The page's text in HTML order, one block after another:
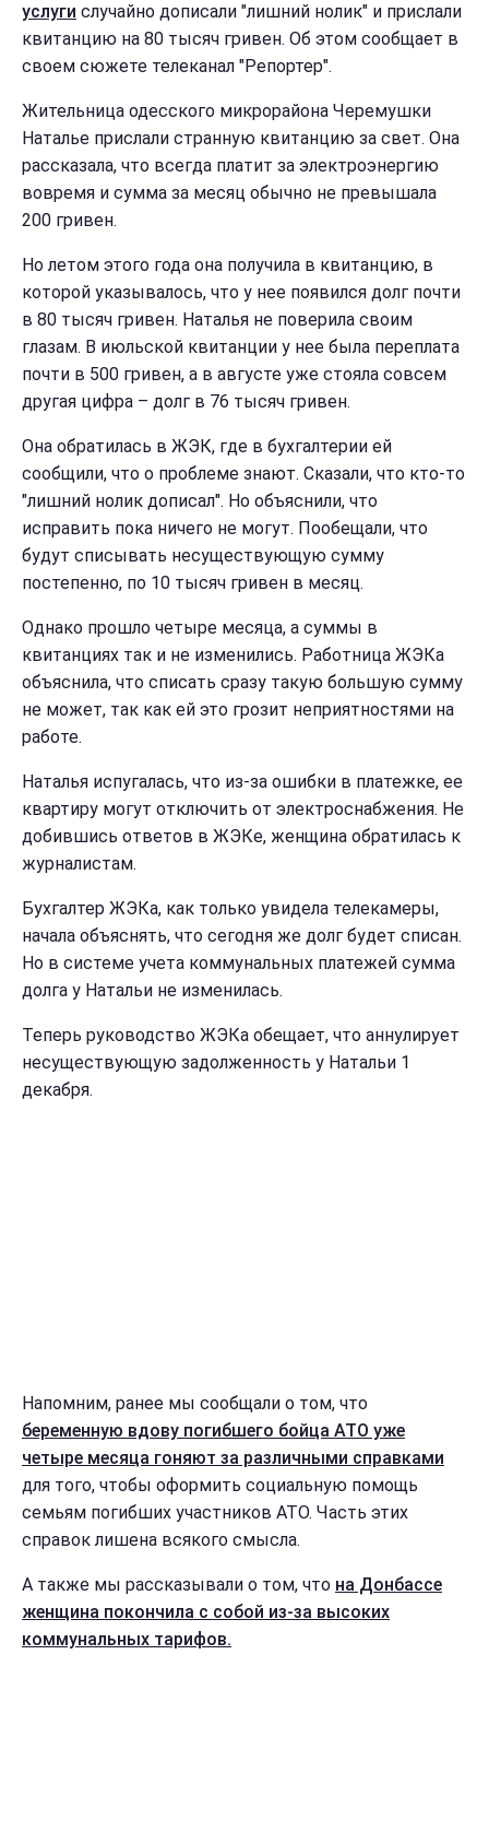
услуги случайно дописали "лишний нолик" и прислали
квитанцию на 80 тысяч гривен. Об этом сообщает в
своем сюжете телеканал "Репортер".
Жительница одесского микрорайона Черемушки
Наталье прислали странную квитанцию за свет. Она
рассказала, что всегда платит за электроэнергию
вовремя и сумма за месяц обычно не превышала
200 гривен.
Но летом этого года она получила в квитанцию, в
которой указывалось, что у нее появился долг почти
в 80 тысяч гривен. Наталья не поверила своим
глазам. В июльской квитанции у нее была переплата
почти в 500 гривен, а в августе уже стояла совсем
другая цифра – долг в 76 тысяч гривен.
Она обратилась в ЖЭК, где в бухгалтерии ей
сообщили, что о проблеме знают. Сказали, что кто-то
"лишний нолик дописал". Но объяснили, что
исправить пока ничего не могут. Пообещали, что
будут списывать несуществующую сумму
постепенно, по 10 тысяч гривен в месяц.
Однако прошло четыре месяца, а суммы в
квитанциях так и не изменились. Работница ЖЭКа
объяснила, что списать сразу такую большую сумму
не может, так как ей это грозит неприятностями на
работе.
Наталья испугалась, что из-за ошибки в платежке, ее
квартиру могут отключить от электроснабжения. Не
добившись ответов в ЖЭКе, женщина обратилась к
журналистам.
Бухгалтер ЖЭКа, как только увидела телекамеры,
начала объяснять, что сегодня же долг будет списан.
Но в системе учета коммунальных платежей сумма
долга у Натальи не изменилась.
Теперь руководство ЖЭКа обещает, что аннулирует
несуществующую задолженность у Натальи 1
декабря.
Напомним, ранее мы сообщали о том, что
беременную вдову погибшего бойца АТО уже
четыре месяца гоняют за различными справками
для того, чтобы оформить социальную помощь
семьям погибших участников АТО. Часть этих
справок лишена всякого смысла.
А также мы рассказывали о том, что на Донбассе
женщина покончила с собой из-за высоких
коммунальных тарифов.